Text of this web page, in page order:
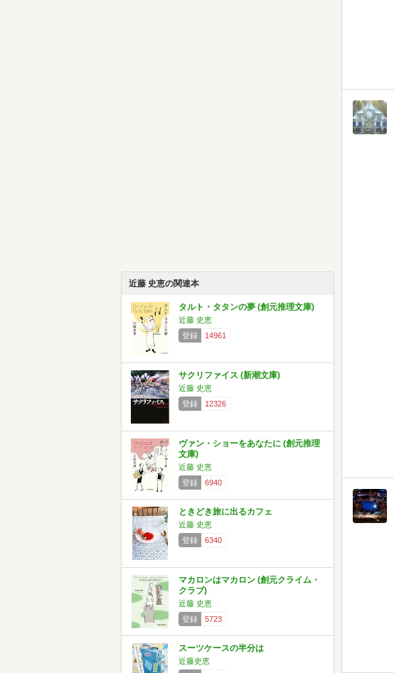
近藤 史恵の関連本
タルト・タタンの夢 (創元推理文庫)
近藤 史恵
登録
14961
サクリファイス (新潮文庫)
近藤 史恵
登録
12326
ヴァン・ショーをあなたに (創元推理
文庫)
近藤 史恵
登録
6940
ときどき旅に出るカフェ
近藤 史恵
登録
6340
マカロンはマカロン (創元クライム・
クラブ)
近藤 史恵
登録
5723
スーツケースの半分は
近藤史恵